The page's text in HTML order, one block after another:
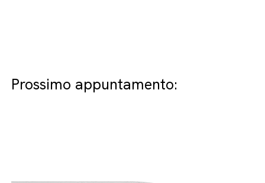
Prossimo appuntamento: